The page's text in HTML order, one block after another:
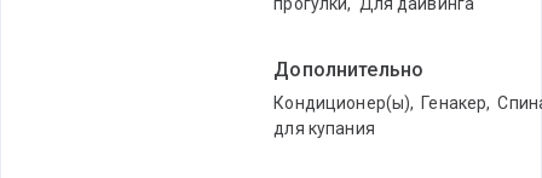
Дополнительно
Кондиционер(ы), Генакер,
для купания